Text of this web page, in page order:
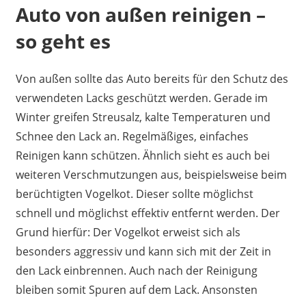
Auto von außen reinigen –
so geht es
Von außen sollte das Auto bereits für den Schutz des
verwendeten Lacks geschützt werden. Gerade im
Winter greifen Streusalz, kalte Temperaturen und
Schnee den Lack an. Regelmäßiges, einfaches
Reinigen kann schützen. Ähnlich sieht es auch bei
weiteren Verschmutzungen aus, beispielsweise beim
berüchtigten Vogelkot. Dieser sollte möglichst
schnell und möglichst effektiv entfernt werden. Der
Grund hierfür: Der Vogelkot erweist sich als
besonders aggressiv und kann sich mit der Zeit in
den Lack einbrennen. Auch nach der Reinigung
bleiben somit Spuren auf dem Lack. Ansonsten